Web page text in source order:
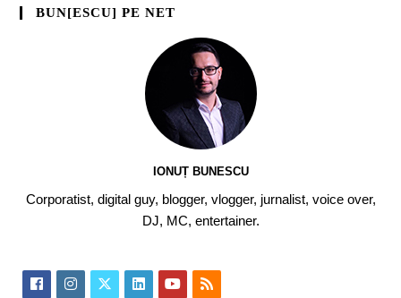
BUN[ESCU] PE NET
IONUȚ BUNESCU
Corporatist, digital guy, blogger, vlogger, jurnalist, voice over,
DJ, MC, entertainer.